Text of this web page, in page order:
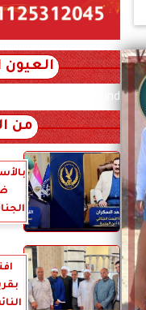
العيون
~12.xml x0n not found
من